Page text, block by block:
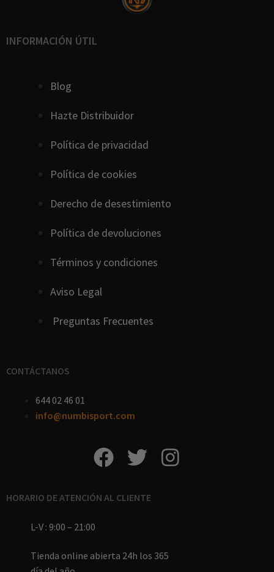
INFORMACIÓN ÚTIL
Blog
Hazte Distribuidor
Política de privacidad
Política de cookies
Derecho de desestimiento
Política de devoluciones
Términos y condiciones
Aviso Legal
Preguntas Frecuentes
CONTÁCTANOS
644 02 46 01
info@numbisport.com
HORARIO DE ATENCIÓN AL CLIENTE
L-V : 9:00 – 21:00
Tienda online abierta 24h los 365